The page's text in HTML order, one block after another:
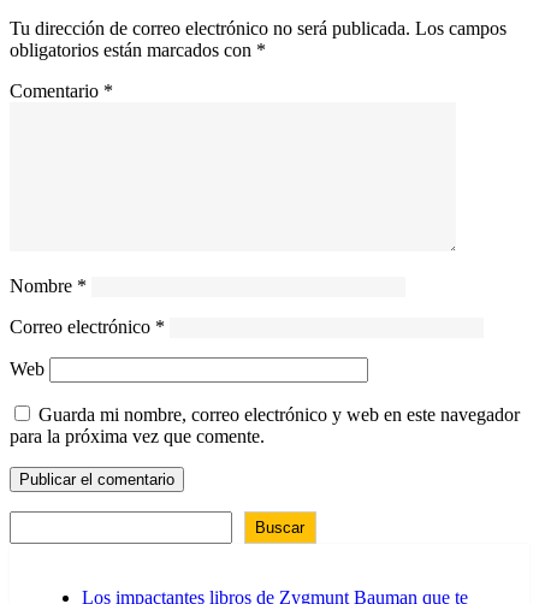
Tu dirección de correo electrónico no será publicada. Los campos
obligatorios están marcados con *
Comentario *
Nombre *
Correo electrónico *
Web
Guarda mi nombre, correo electrónico y web en este navegador
para la próxima vez que comente.
Buscar
Los impactantes libros de Zygmunt Bauman que te